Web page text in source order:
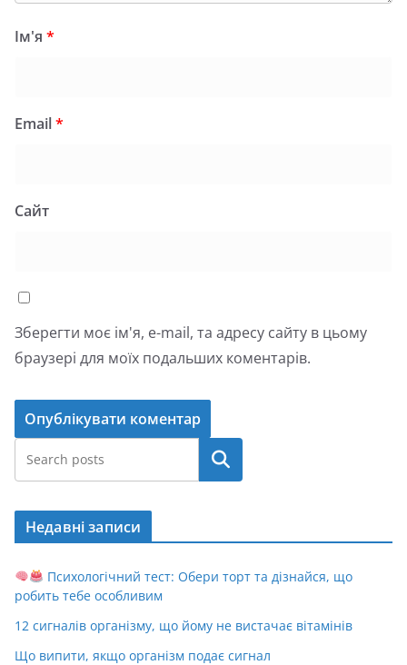
Ім'я *
Email*
Сайт
Зберегти моє ім'я, e-mail, та адресу сайту в цьому
браузері для моїх подальших коментарів.
Пошук
Недавні записи
Психологічний тест: Обери торт та дізнайся, що
робить тебе особливим
12 сигналів організму, що йому не вистачає вітамінів
Що випити, якщо організм подає сигнал